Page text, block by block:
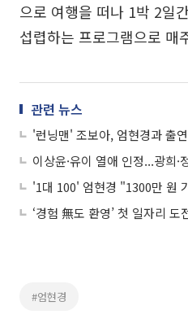
으로 여행을 떠나 1박 2일
섭렵하는 프로그램으로 매
관련 뉴스
‘경험 無도 환영’ 첫 일자리 도
#엄현경